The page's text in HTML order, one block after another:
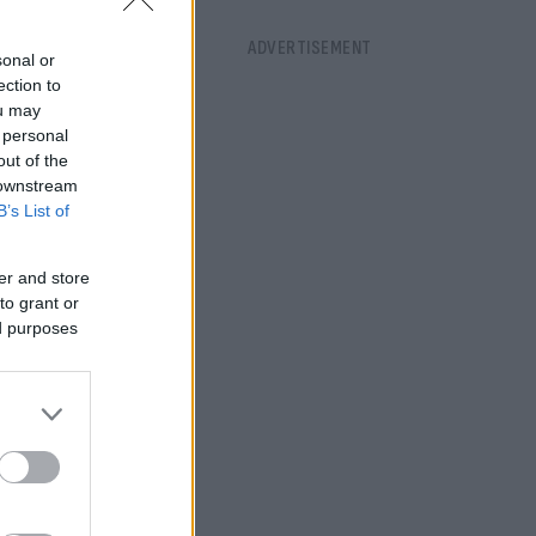
or
to
may
of the
List of
and store
grant or
purposes